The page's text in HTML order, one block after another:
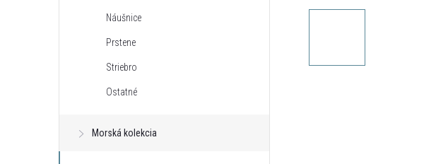
Náušnice
Prstene
Striebro
Ostatné
Morská kolekcia